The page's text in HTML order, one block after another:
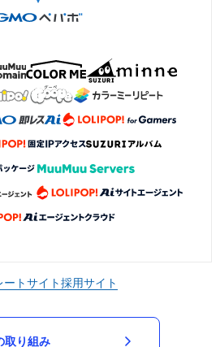
ートサイト採用サイト
取り組み